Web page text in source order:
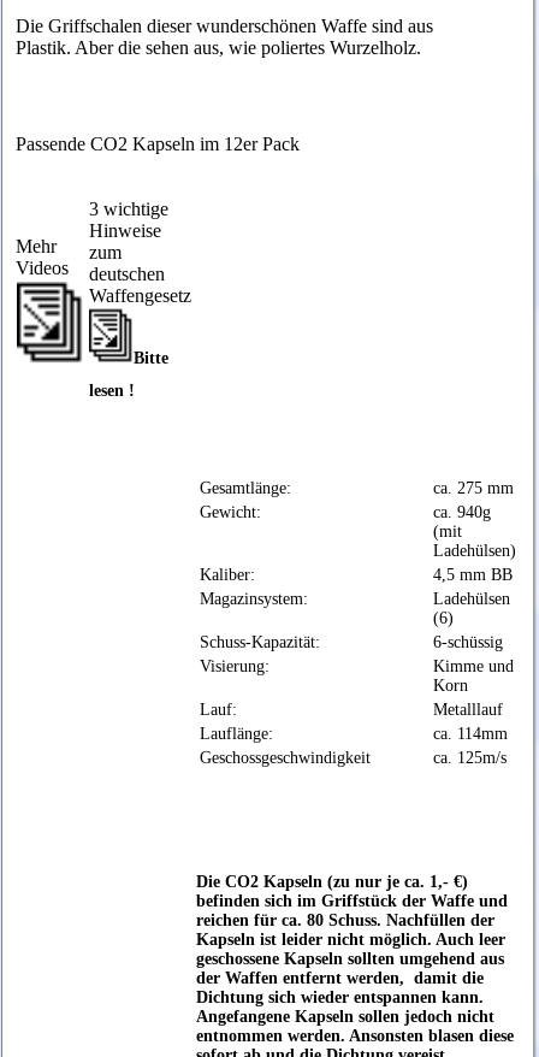
Die Griffschalen dieser wunderschönen Waffe sind aus
Plastik. Aber die sehen aus, wie poliertes Wurzelholz.
Passende CO2 Kapseln im 12er Pack
Mehr
Videos
3 wichtige
Hinweise
zum
deutschen
Waffengesetz
Bitte
lesen !
Gesamtlänge:
ca. 275 mm
Gewicht:
ca. 940g
(mit
Ladehülsen)
Kaliber:
4,5 mm BB
Magazinsystem:
Ladehülsen
(6)
Schuss-Kapazität:
6-schüssig
Visierung:
Kimme und
Korn
Lauf:
Metalllauf
Lauflänge:
ca. 114mm
Geschossgeschwindigkeit
ca. 125m/s
Die CO2 Kapseln (zu nur je ca. 1,- €)
befinden sich im Griffstück der Waffe und
reichen für ca. 80 Schuss. Nachfüllen der
Kapseln ist leider nicht möglich. Auch leer
geschossene Kapseln sollten umgehend aus
der Waffen entfernt werden, damit die
Dichtung sich wieder entspannen kann.
Angefangene Kapseln sollen jedoch nicht
entnommen werden. Ansonsten blasen diese